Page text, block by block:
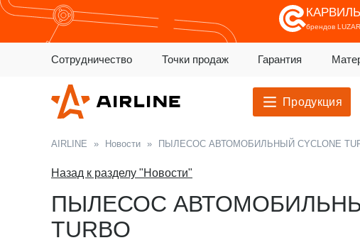
брендов
Сотрудничество Точки продаж Гарантия
Продукция
AIRLINE » Новости » ПЫЛЕСОС АВТОМОБИЛЬНЫЙ CYCLONE
Назад к разделу "Новости"
ПЫЛЕСОС
TURBO